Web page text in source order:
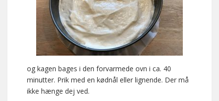
og kagen bages i den forvarmede ovn i ca. 40
minutter. Prik med en kødnål eller lignende. Der må
ikke hænge dej ved.